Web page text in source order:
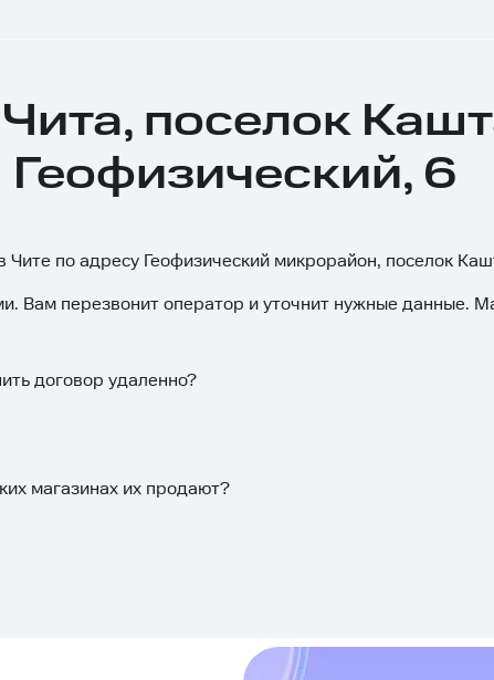
поселок
6
по адресу Геофизический микрорайон, поселок
Вам перезвонит оператор и уточнит нужные данные.
договор удаленно?
магазинах их продают?